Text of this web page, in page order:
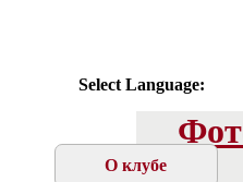
Select Language:
О клубе